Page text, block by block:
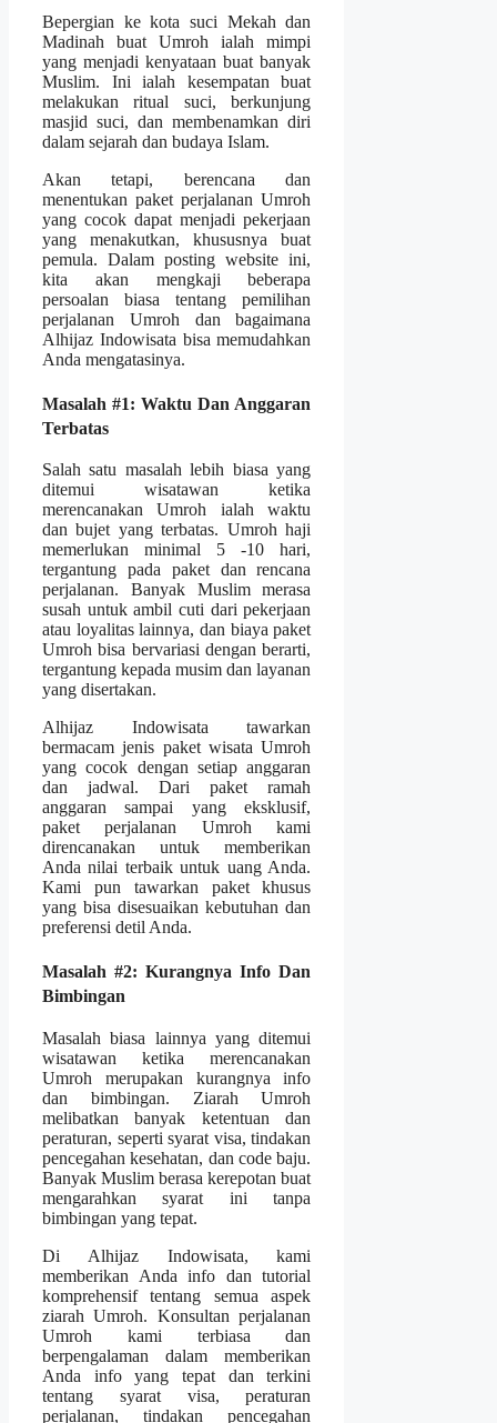
Bepergian ke kota suci Mekah dan
Madinah buat Umroh ialah mimpi
yang menjadi kenyataan buat banyak
Muslim. Ini ialah kesempatan buat
melakukan ritual suci, berkunjung
masjid suci, dan membenamkan diri
dalam sejarah dan budaya Islam.
Akan tetapi, berencana dan
menentukan paket perjalanan Umroh
yang cocok dapat menjadi pekerjaan
yang menakutkan, khususnya buat
pemula. Dalam posting website ini,
kita akan mengkaji beberapa
persoalan biasa tentang pemilihan
perjalanan Umroh dan bagaimana
Alhijaz Indowisata bisa memudahkan
Anda mengatasinya.
Masalah #1: Waktu Dan Anggaran
Terbatas
Salah satu masalah lebih biasa yang
ditemui wisatawan ketika
merencanakan Umroh ialah waktu
dan bujet yang terbatas. Umroh haji
memerlukan minimal 5 -10 hari,
tergantung pada paket dan rencana
perjalanan. Banyak Muslim merasa
susah untuk ambil cuti dari pekerjaan
atau loyalitas lainnya, dan biaya paket
Umroh bisa bervariasi dengan berarti,
tergantung kepada musim dan layanan
yang disertakan.
Alhijaz Indowisata tawarkan
bermacam jenis paket wisata Umroh
yang cocok dengan setiap anggaran
dan jadwal. Dari paket ramah
anggaran sampai yang eksklusif,
paket perjalanan Umroh kami
direncanakan untuk memberikan
Anda nilai terbaik untuk uang Anda.
Kami pun tawarkan paket khusus
yang bisa disesuaikan kebutuhan dan
preferensi detil Anda.
Masalah #2: Kurangnya Info Dan
Bimbingan
Masalah biasa lainnya yang ditemui
wisatawan ketika merencanakan
Umroh merupakan kurangnya info
dan bimbingan. Ziarah Umroh
melibatkan banyak ketentuan dan
peraturan, seperti syarat visa, tindakan
pencegahan kesehatan, dan code baju.
Banyak Muslim berasa kerepotan buat
mengarahkan syarat ini tanpa
bimbingan yang tepat.
Di Alhijaz Indowisata, kami
memberikan Anda info dan tutorial
komprehensif tentang semua aspek
ziarah Umroh. Konsultan perjalanan
Umroh kami terbiasa dan
berpengalaman dalam memberikan
Anda info yang tepat dan terkini
tentang syarat visa, peraturan
perjalanan, tindakan pencegahan